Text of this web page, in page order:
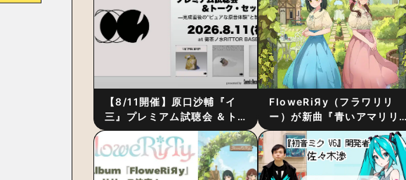
【8/11開催】原口沙輔『イ
三』プレミアム試聴会 ＆ト
ーク・セッション 〜完成直
後の“ピュアな原音体験”と制
作秘話
FloweRiЯy（フラワリリ
ー）が新曲『青いアマリリ
ス』をリリース！1stアルバ
ム詳細も発表